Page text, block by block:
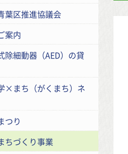
葉区推進協議会
案内
除細動器（AED）の貸
まち（がくまち）ネ
つり
ちづくり事業